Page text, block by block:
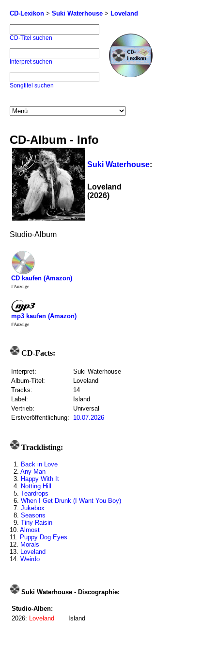
CD-Lexikon > Suki Waterhouse > Loveland
CD-Titel suchen
Interpret suchen
Songtitel suchen
CD-Album - Info
Suki Waterhouse:
Loveland
(2026)
Studio-Album
CD kaufen (Amazon)
#Anzeige
mp3 kaufen (Amazon)
#Anzeige
CD-Facts:
Interpret:
Suki Waterhouse
Album-Titel:
Loveland
Tracks:
14
Label:
Island
Vertrieb:
Universal
Erstveröffentlichung:
10.07.2026
Tracklisting:
1. Back in Love
2. Any Man
3. Happy With It
4. Notting Hill
5. Teardrops
6. When I Get Drunk (I Want You Boy)
7. Jukebox
8. Seasons
9. Tiny Raisin
10. Almost
11. Puppy Dog Eyes
12. Morals
13. Loveland
14. Weirdo
Suki Waterhouse - Discographie:
Studio-Alben:
2026: Loveland Island